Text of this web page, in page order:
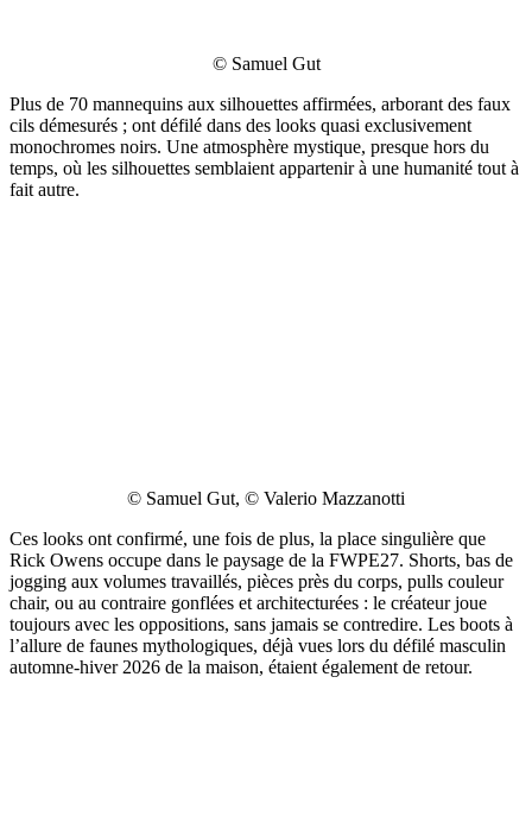
© Samuel Gut
Plus de 70 mannequins aux silhouettes affirmées, arborant des faux
cils démesurés ; ont défilé dans des looks quasi exclusivement
monochromes noirs. Une atmosphère mystique, presque hors du
temps, où les silhouettes semblaient appartenir à une humanité tout à
fait autre.
© Samuel Gut, © Valerio Mazzanotti
Ces looks ont confirmé, une fois de plus, la place singulière que
Rick Owens occupe dans le paysage de la FWPE27. Shorts, bas de
jogging aux volumes travaillés, pièces près du corps, pulls couleur
chair, ou au contraire gonflées et architecturées : le créateur joue
toujours avec les oppositions, sans jamais se contredire. Les boots à
l’allure de faunes mythologiques, déjà vues lors du défilé masculin
automne-hiver 2026 de la maison, étaient également de retour.